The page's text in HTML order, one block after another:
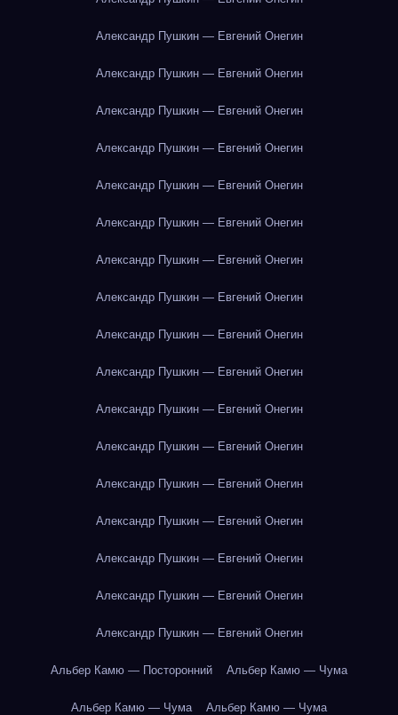
Александр Пушкин — Евгений Онегин
Александр Пушкин — Евгений Онегин
Александр Пушкин — Евгений Онегин
Александр Пушкин — Евгений Онегин
Александр Пушкин — Евгений Онегин
Александр Пушкин — Евгений Онегин
Александр Пушкин — Евгений Онегин
Александр Пушкин — Евгений Онегин
Александр Пушкин — Евгений Онегин
Александр Пушкин — Евгений Онегин
Александр Пушкин — Евгений Онегин
Александр Пушкин — Евгений Онегин
Александр Пушкин — Евгений Онегин
Александр Пушкин — Евгений Онегин
Александр Пушкин — Евгений Онегин
Александр Пушкин — Евгений Онегин
Александр Пушкин — Евгений Онегин
Альбер Камю — Посторонний Альбер Камю — Чума
Альбер Камю — Чума Альбер Камю — Чума